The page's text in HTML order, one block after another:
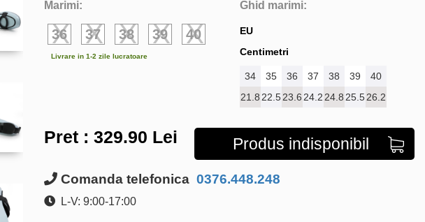
Marimi:
36 37 38 39 40
Livrare in 1-2 zile lucratoare
Ghid marimi:
EU
Centimetri
34 35 36 37 38 39
40
21.8 22.523.6 24.2 24.8 25.526.2
Pret : 329.90 Lei Produs indisponibil
Comanda telefonica 0376.448.248
L-V: 9:00-17:00